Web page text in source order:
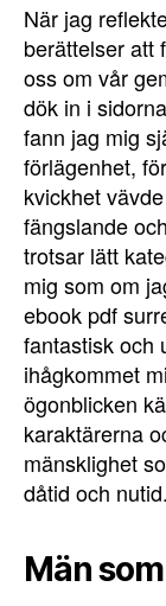
När jag
berättelser att
oss om vår
dök in i
fann jag mig
förlägenhet,
kvickhet
fängslande
trotsar lätt
mig som om
ebook pdf
fantastisk och
ihågkommet
ögonblicken
karaktärerna
mänsklighet
dåtid och nutid.
Män